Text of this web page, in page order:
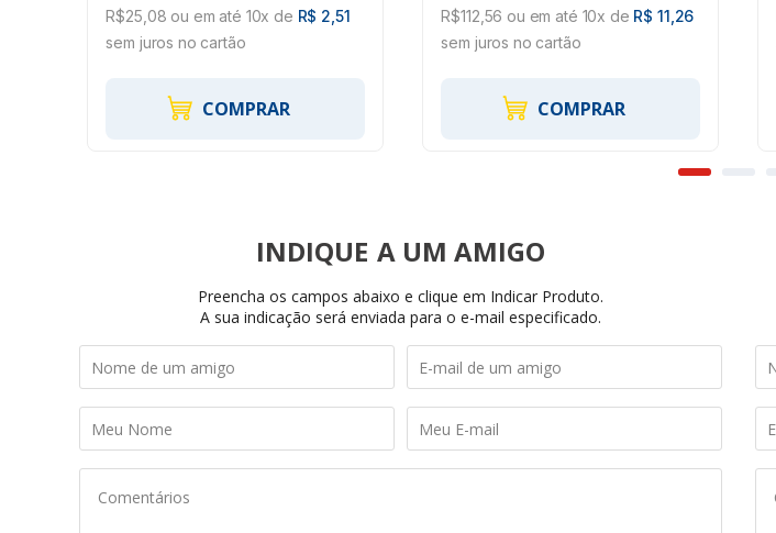
R$25,08 ou em até 10x de R$ 2,51
sem juros no cartão
COMPRAR
R$112,56 ou em até 10x de R$ 11,26
sem juros no cartão
COMPRAR
INDIQUE
Preencha os campos abaixo e clique em Indicar Produto.
A sua indicação será enviada para o e-mail especificado.